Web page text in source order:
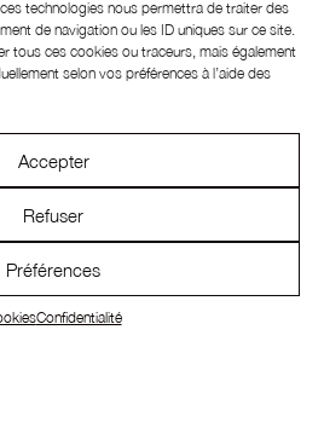
technologies nous permettra de traiter des
de navigation ou les ID uniques sur ce site.
tous ces cookies ou traceurs, mais également
selon vos préférences à l’aide des
Accepter
Refuser
Préférences
Confidentialité
mythologiques
des chemises en satin cuir
peau.
la collection homme
est avant tout une
précision. Elle reprend l’idée
défilé femme tout en
légèreté. Si